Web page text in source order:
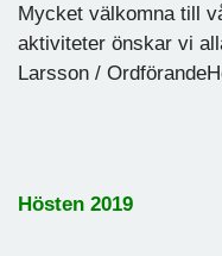
Mycket välkomna till
aktiviteter önskar vi
Larsson /
Hösten 2019